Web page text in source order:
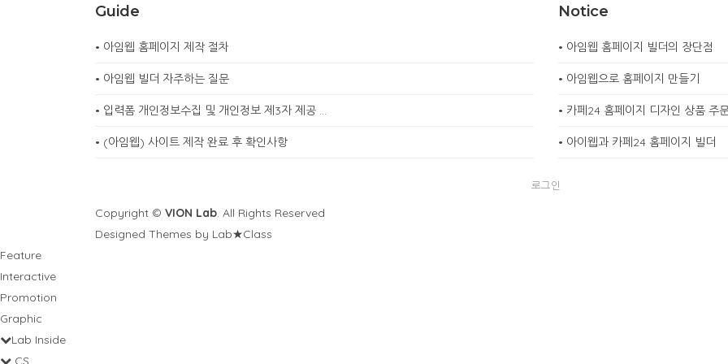
Guide
• 아임웹 홈페이지 제작 절차
• 아임웹 빌더 자주하는 질문
• 입력폼 개인정보수집 및 개인정보 제3자 제공 …
• (아임웹) 사이트 제작 완료 후 확인사항
Notice
• 아임웹 홈페이지 빌더의 장단점
• 아임웹으로 홈페이지 만들기
• 카페24 홈페이지 디자인 상품 주
• 아이웹과 카페24 홈페이지 빌더
로그인
Copyright © VION Lab. All Rights Reserved
Designed Themes by Lab★Class
Feature
Interactive
Promotion
Graphic
Lab Inside
CS